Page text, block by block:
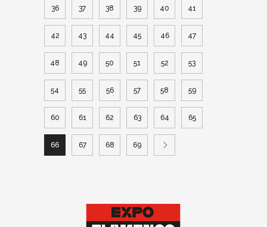
36 37 38 39 40 41
42 43 44 45 46 47
48 49 50 51 52 53
54 55 56 57 58 59
60 61 62 63 64 65
66 67 68 69